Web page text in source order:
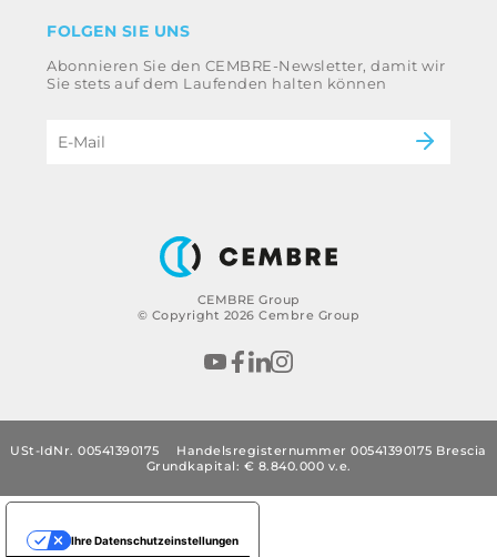
CEMBRE Group
© Copyright 2026 Cembre Group
Whistleblowing
Impressum
Energieversorgung
B2B Disclaimer
FOLGEN SIE UNS
Abonnieren Sie den CEMBRE-Newsletter, damit wir
Sie stets auf dem Laufenden halten können
USt-IdNr. 00541390175
Handelsregisternummer 00541390175 Brescia
Grundkapital: € 8.840.000 v.e.
Ihre Datenschutzeinstellungen